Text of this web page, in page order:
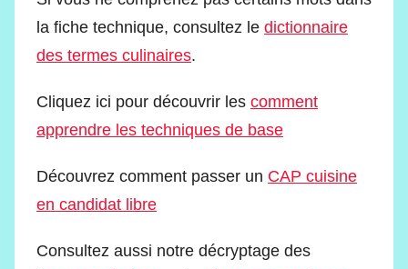
la fiche technique, consultez le dictionnaire
des termes culinaires.
Cliquez ici pour découvrir les comment
apprendre les techniques de base
Découvrez comment passer un CAP cuisine
en candidat libre
Consultez aussi notre décryptage des